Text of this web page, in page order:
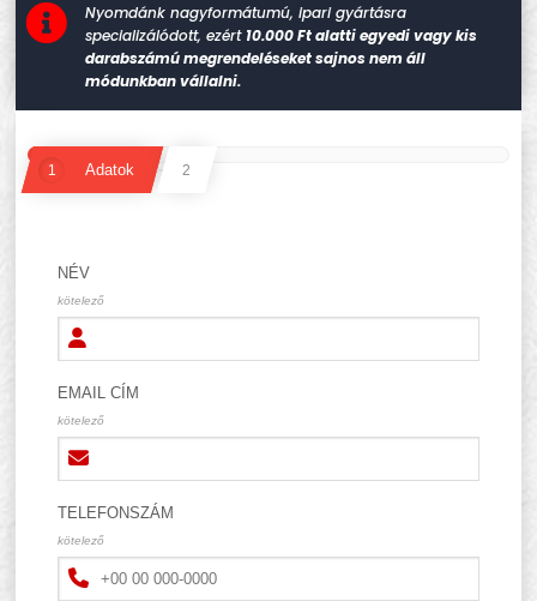

Nyomdánk nagyformátumú, ipari gyártásra
specializálódott, ezért 10.000 Ft alatti egyedi vagy kis
darabszámú megrendeléseket sajnos nem áll
módunkban vállalni.
1 Adatok 2
NÉV
kötelező
EMAIL CÍM
kötelező
TELEFONSZÁM
kötelező